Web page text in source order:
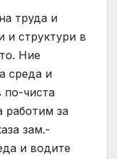
труда и
и структури в
Ние
среда и
по-чиста
работим за
зам.-
и водите